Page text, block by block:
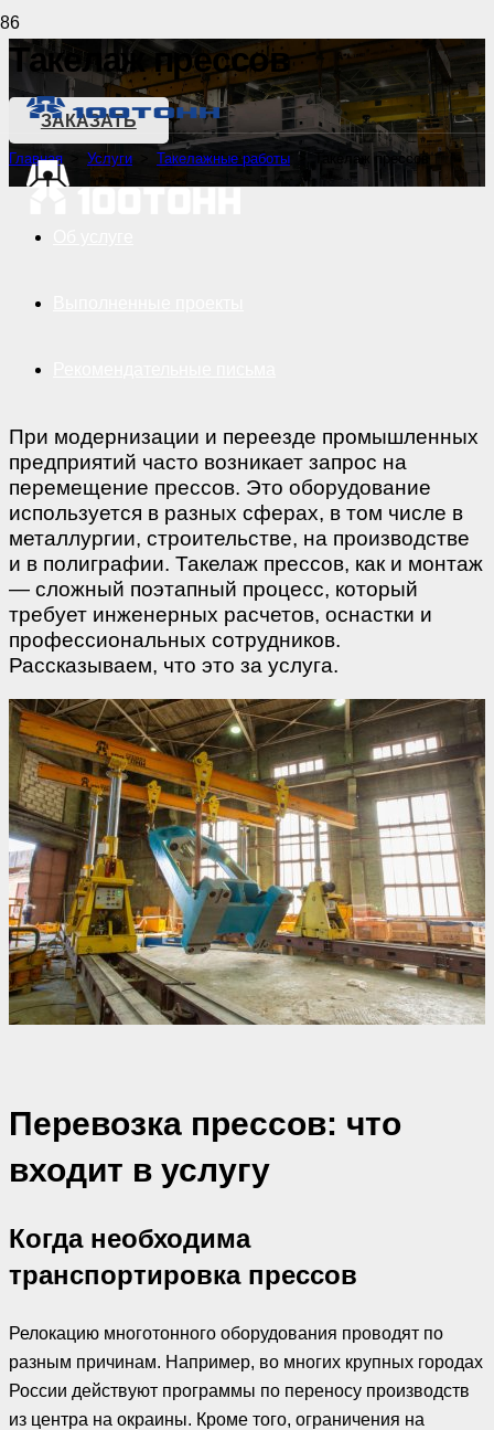
Такелаж прессов
ЗАКАЗАТЬ
Главная Услуги Такелажные работы > Такелаж прессов
При модернизации и переезде промышленных
предприятий часто возникает запрос на
перемещение прессов. Это оборудование
используется в разных сферах, в том числе в
металлургии, строительстве, на производстве
и в полиграфии. Такелаж прессов, как и монтаж
— сложный поэтапный процесс, который
требует инженерных расчетов, оснастки и
профессиональных сотрудников.
Рассказываем, что это за услуга.
Перевозка прессов: что
входит в услугу
Когда необходима
транспортировка прессов
Релокацию многотонного оборудования проводят по
разным причинам. Например, во многих крупных городах
России действуют программы по переносу производств
из центра на окраины. Кроме того, ограничения на